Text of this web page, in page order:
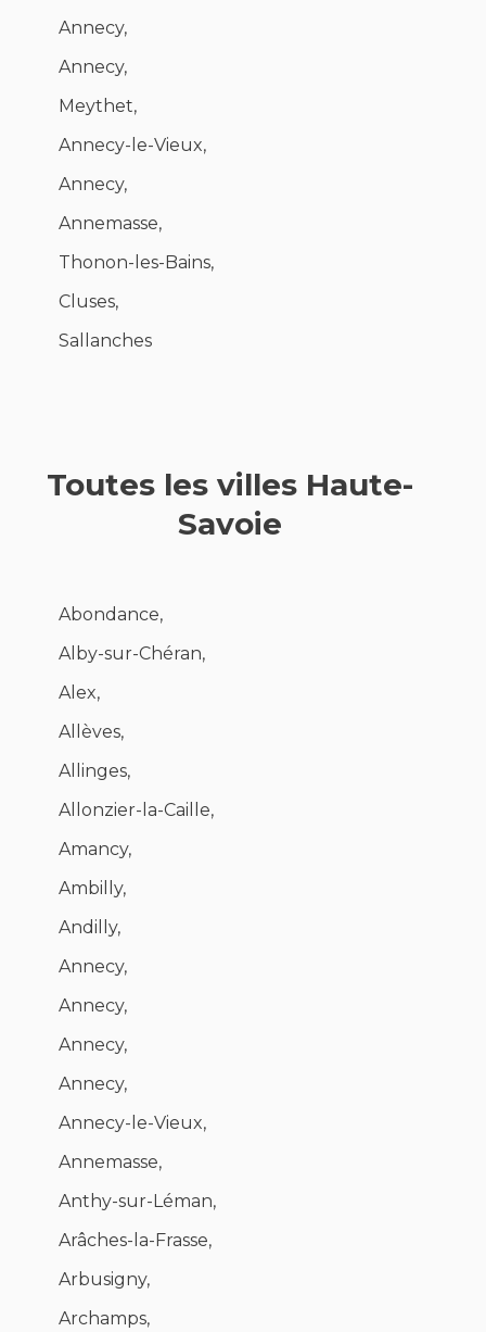
Annecy,
Annecy,
Meythet,
Annecy-le-Vieux,
Annecy,
Annemasse,
Thonon-les-Bains,
Cluses,
Sallanches
Toutes les villes Haute-
Savoie
Abondance,
Alby-sur-Chéran,
Alex,
Allèves,
Allinges,
Allonzier-la-Caille,
Amancy,
Ambilly,
Andilly,
Annecy,
Annecy,
Annecy,
Annecy,
Annecy-le-Vieux,
Annemasse,
Anthy-sur-Léman,
Arâches-la-Frasse,
Arbusigny,
Archamps,